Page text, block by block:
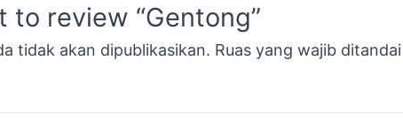
to review “Gentong”
tidak akan dipublikasikan. Ruas yang wajib ditandai